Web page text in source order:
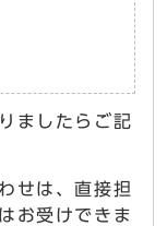
ましたらご記
せは、直接担
お受けできま